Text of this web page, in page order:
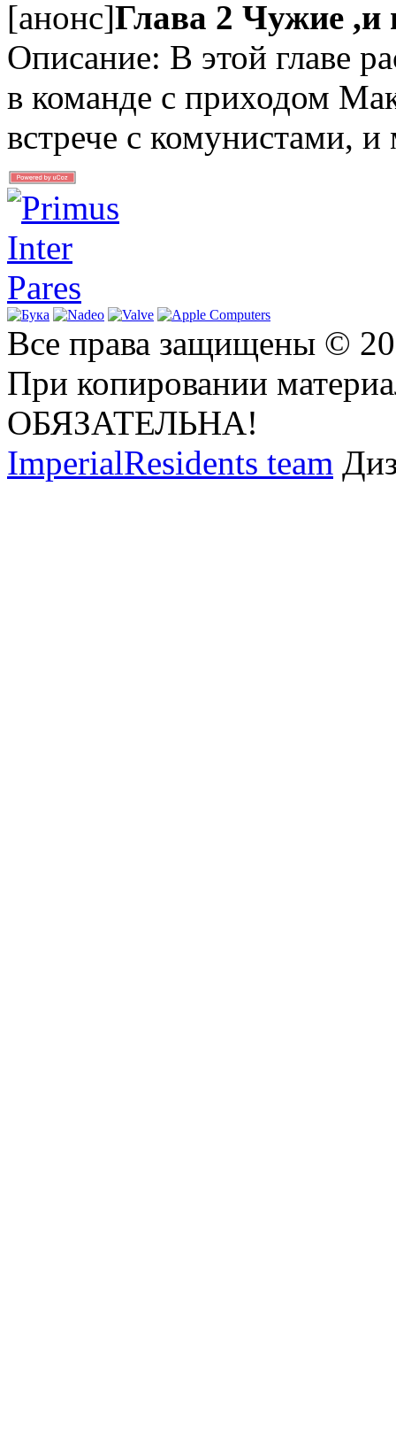
[анонс]Глава 2 Чужие ,и
Описание: В этой главе
в команде с приходом
встрече с комунистами,
Все права защищены ©
При копировании
ОБЯЗАТЕЛЬНА!
ImperialResidents team